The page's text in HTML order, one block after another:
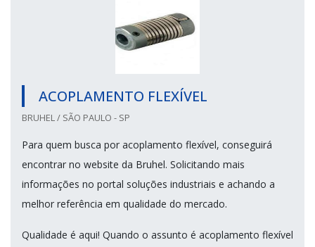
ACOPLAMENTO FLEXÍVEL
BRUHEL / SÃO PAULO - SP
Para quem busca por acoplamento flexível, conseguirá
encontrar no website da Bruhel. Solicitando mais
informações no portal soluções industriais e achando a
melhor referência em qualidade do mercado.
Qualidade é aqui! Quando o assunto é acoplamento flexível